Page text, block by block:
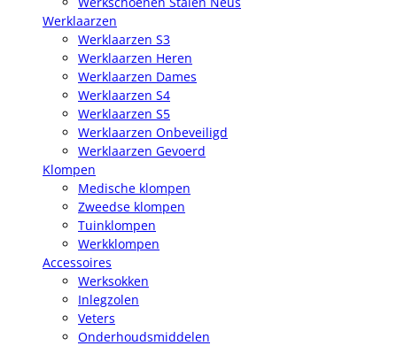
Werklaarzen
Werklaarzen S3
Werklaarzen Heren
Werklaarzen Dames
Werklaarzen S4
Werklaarzen S5
Werklaarzen Onbeveiligd
Werklaarzen Gevoerd
Klompen
Medische klompen
Zweedse klompen
Tuinklompen
Werkklompen
Accessoires
Werksokken
Inlegzolen
Veters
Onderhoudsmiddelen